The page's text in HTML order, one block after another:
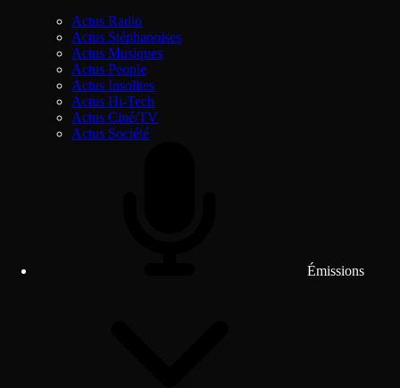
Actus Radio
Actus Stéphanoises
Actus Musiques
Actus People
Actus Insolites
Actus Hi-Tech
Actus Ciné/TV
Actus Société
Émissions